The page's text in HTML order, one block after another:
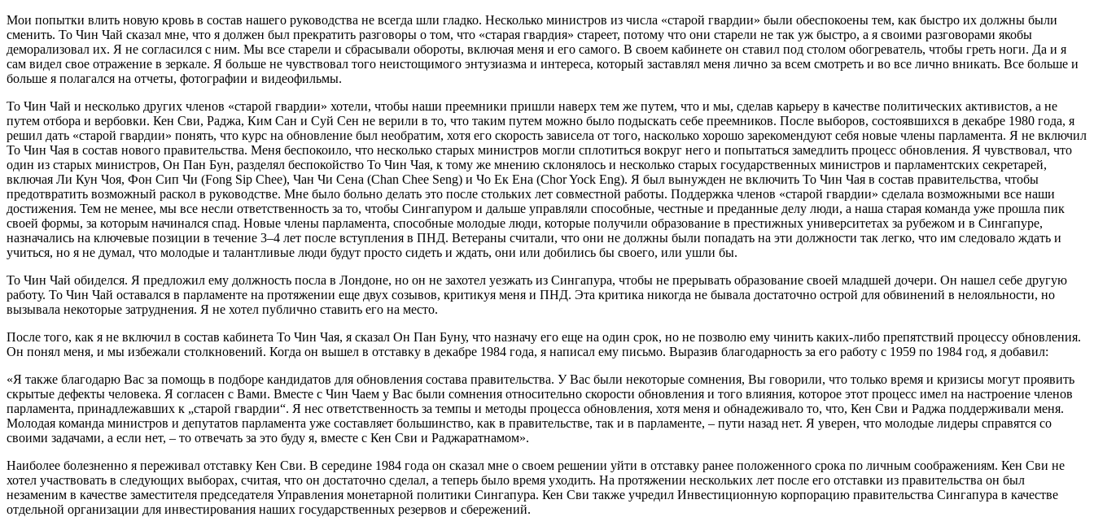
Мои попытки влить новую кровь в состав нашего руководства не всегда шли гладко. Несколько министров из числа «старой гвардии» были обеспокоены тем, как быстро их должны были
сменить. То Чин Чай сказал мне, что я должен был прекратить разговоры о том, что «старая гвардия» стареет, потому что они старели не так уж быстро, а я своими разговорами якобы
деморализовал их. Я не согласился с ним. Мы все старели и сбрасывали обороты, включая меня и его самого. В своем кабинете он ставил под столом обогреватель, чтобы греть ноги. Да и я
сам видел свое отражение в зеркале. Я больше не чувствовал того неистощимого энтузиазма и интереса, который заставлял меня лично за всем смотреть и во все лично вникать. Все больше и
больше я полагался на отчеты, фотографии и видеофильмы.
То Чин Чай и несколько других членов «старой гвардии» хотели, чтобы наши преемники пришли наверх тем же путем, что и мы, сделав карьеру в качестве политических активистов, а не
путем отбора и вербовки. Кен Сви, Раджа, Ким Сан и Суй Сен не верили в то, что таким путем можно было подыскать себе преемников. После выборов, состоявшихся в декабре 1980 года, я
решил дать «старой гвардии» понять, что курс на обновление был необратим, хотя его скорость зависела от того, насколько хорошо зарекомендуют себя новые члены парламента. Я не включил
То Чин Чая в состав нового правительства. Меня беспокоило, что несколько старых министров могли сплотиться вокруг него и попытаться замедлить процесс обновления. Я чувствовал, что
один из старых министров, Он Пан Бун, разделял беспокойство То Чин Чая, к тому же мнению склонялось и несколько старых государственных министров и парламентских секретарей,
включая Ли Кун Чоя, Фон Сип Чи (Fong Sip Chee), Чан Чи Сена (Chan Chee Seng) и Чо Ек Ена (Chor Yock Eng). Я был вынужден не включить То Чин Чая в состав правительства, чтобы
предотвратить возможный раскол в руководстве. Мне было больно делать это после стольких лет совместной работы. Поддержка членов «старой гвардии» сделала возможными все наши
достижения. Тем не менее, мы все несли ответственность за то, чтобы Сингапуром и дальше управляли способные, честные и преданные делу люди, а наша старая команда уже прошла пик
своей формы, за которым начинался спад. Новые члены парламента, способные молодые люди, которые получили образование в престижных университетах за рубежом и в Сингапуре,
назначались на ключевые позиции в течение 3–4 лет после вступления в ПНД. Ветераны считали, что они не должны были попадать на эти должности так легко, что им следовало ждать и
учиться, но я не думал, что молодые и талантливые люди будут просто сидеть и ждать, они или добились бы своего, или ушли бы.
То Чин Чай обиделся. Я предложил ему должность посла в Лондоне, но он не захотел уезжать из Сингапура, чтобы не прерывать образование своей младшей дочери. Он нашел себе другую
работу. То Чин Чай оставался в парламенте на протяжении еще двух созывов, критикуя меня и ПНД. Эта критика никогда не бывала достаточно острой для обвинений в нелояльности, но
вызывала некоторые затруднения. Я не хотел публично ставить его на место.
После того, как я не включил в состав кабинета То Чин Чая, я сказал Он Пан Буну, что назначу его еще на один срок, но не позволю ему чинить каких-либо препятствий процессу обновления.
Он понял меня, и мы избежали столкновений. Когда он вышел в отставку в декабре 1984 года, я написал ему письмо. Выразив благодарность за его работу с 1959 по 1984 год, я добавил:
«Я также благодарю Вас за помощь в подборе кандидатов для обновления состава правительства. У Вас были некоторые сомнения, Вы говорили, что только время и кризисы могут проявить
скрытые дефекты человека. Я согласен с Вами. Вместе с Чин Чаем у Вас были сомнения относительно скорости обновления и того влияния, которое этот процесс имел на настроение членов
парламента, принадлежавших к „старой гвардии“. Я нес ответственность за темпы и методы процесса обновления, хотя меня и обнадеживало то, что, Кен Сви и Раджа поддерживали меня.
Молодая команда министров и депутатов парламента уже составляет большинство, как в правительстве, так и в парламенте, – пути назад нет. Я уверен, что молодые лидеры справятся со
своими задачами, а если нет, – то отвечать за это буду я, вместе с Кен Сви и Раджаратнамом».
Наиболее болезненно я переживал отставку Кен Сви. В середине 1984 года он сказал мне о своем решении уйти в отставку ранее положенного срока по личным соображениям. Кен Сви не
хотел участвовать в следующих выборах, считая, что он достаточно сделал, а теперь было время уходить. На протяжении нескольких лет после его отставки из правительства он был
незаменим в качестве заместителя председателя Управления монетарной политики Сингапура. Кен Сви также учредил Инвестиционную корпорацию правительства Сингапура в качестве
отдельной организации для инвестирования наших государственных резервов и сбережений.